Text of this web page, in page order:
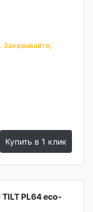
Купить в 1 клик
PL64 eco-